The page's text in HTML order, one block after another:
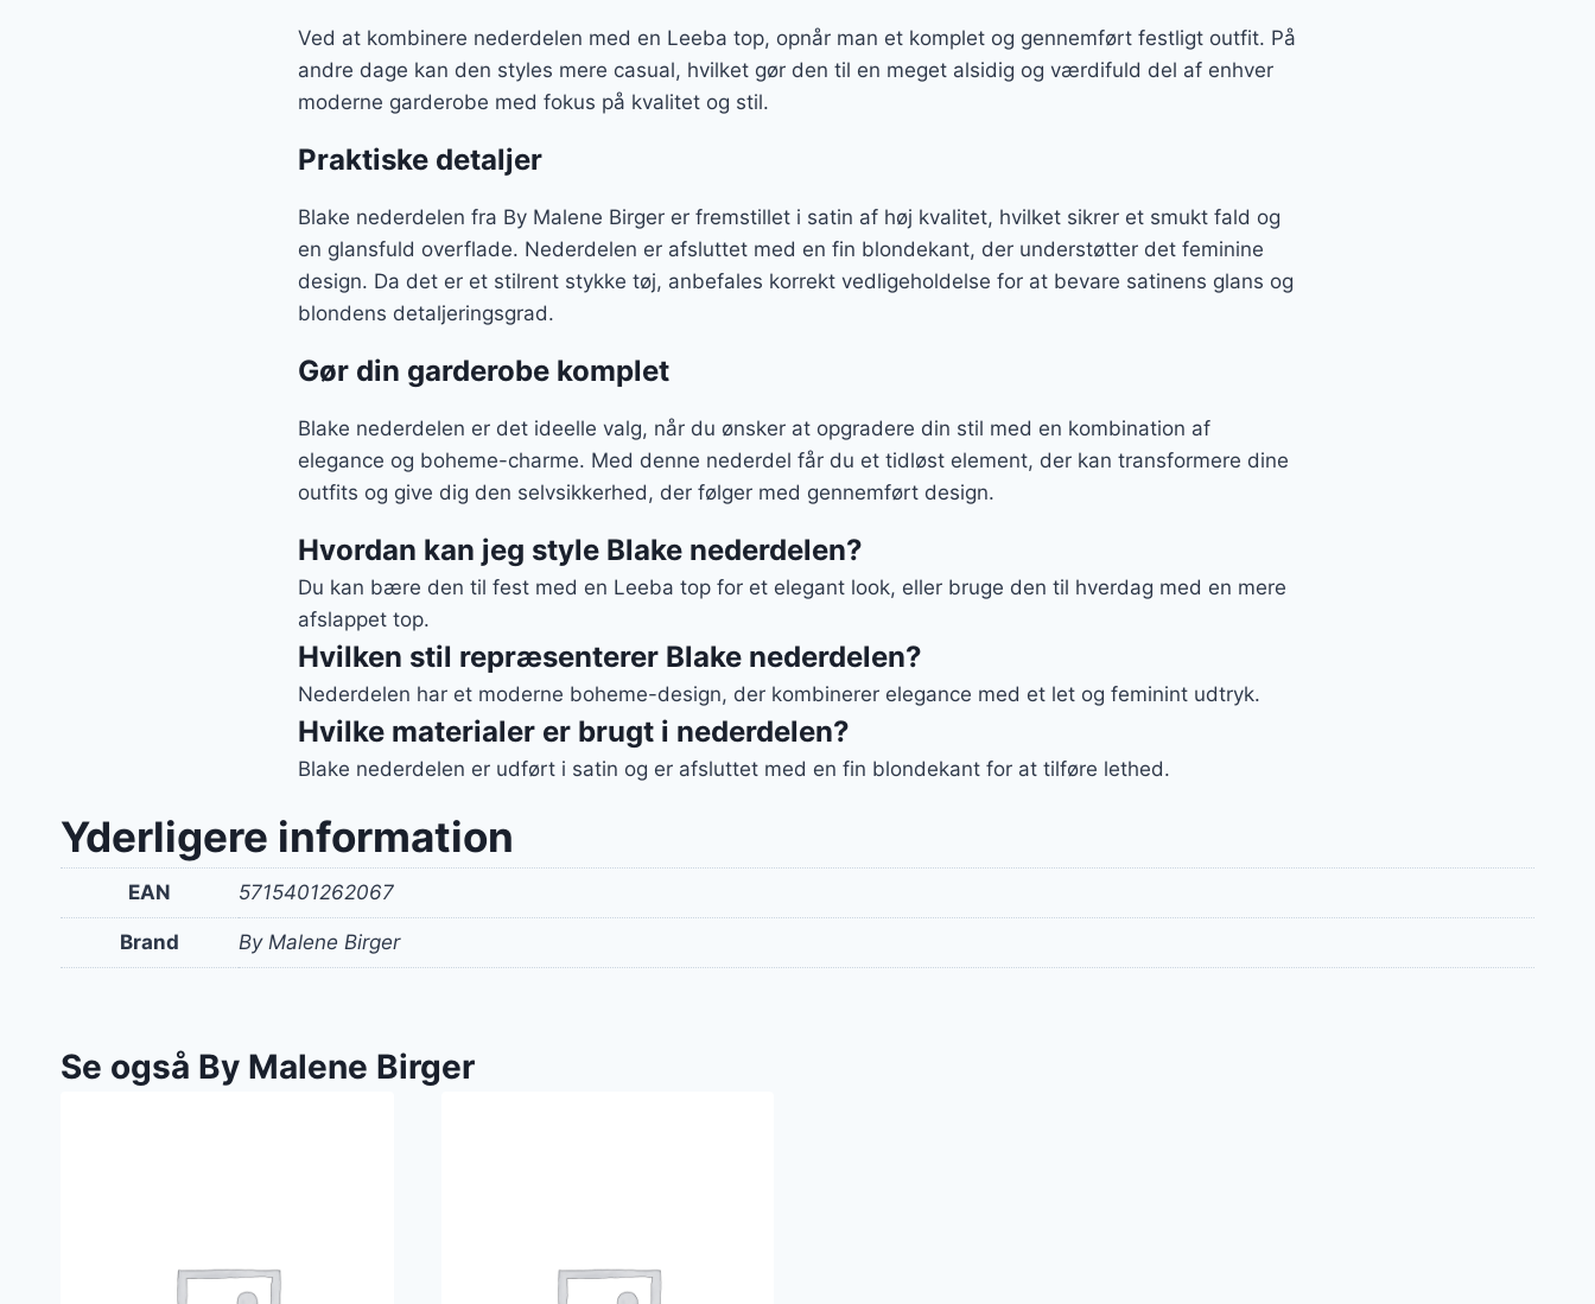
Ved at kombinere nederdelen med en Leeba top, opnår man et komplet og gennemført festligt outfit. På
andre dage kan den styles mere casual, hvilket gør den til en meget alsidig og værdifuld del af enhver
moderne garderobe med fokus på kvalitet og stil.
Praktiske detaljer
Blake nederdelen fra By Malene Birger er fremstillet i satin af høj kvalitet, hvilket sikrer et smukt fald og
en glansfuld overflade. Nederdelen er afsluttet med en fin blondekant, der understøtter det feminine
design. Da det er et stilrent stykke tøj, anbefales korrekt vedligeholdelse for at bevare satinens glans og
blondens detaljeringsgrad.
Gør din garderobe komplet
Blake nederdelen er det ideelle valg, når du ønsker at opgradere din stil med en kombination af
elegance og boheme-charme. Med denne nederdel får du et tidløst element, der kan transformere dine
outfits og give dig den selvsikkerhed, der følger med gennemført design.
Hvordan kan jeg style Blake nederdelen?
Du kan bære den til fest med en Leeba top for et elegant look, eller bruge den til hverdag med en mere
afslappet top.
Hvilken stil repræsenterer Blake nederdelen?
Nederdelen har et moderne boheme-design, der kombinerer elegance med et let og feminint udtryk.
Hvilke materialer er brugt i nederdelen?
Blake nederdelen er udført i satin og er afsluttet med en fin blondekant for at tilføre lethed.
Yderligere information
EAN 5715401262067
Brand By Malene Birger
Se også By Malene Birger